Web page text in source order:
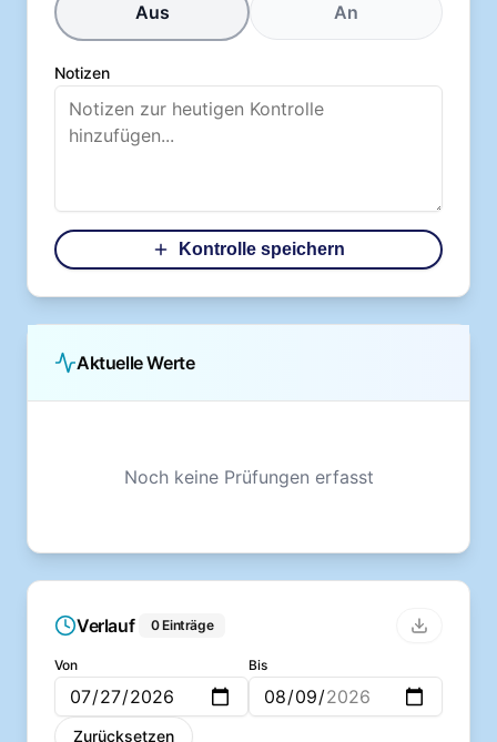
Aus An
Notizen
Kontrolle speichern
Aktuelle Werte
Noch keine Prüfungen erfasst
Verlauf 0 Einträge
Von Bis
Zurücksetzen